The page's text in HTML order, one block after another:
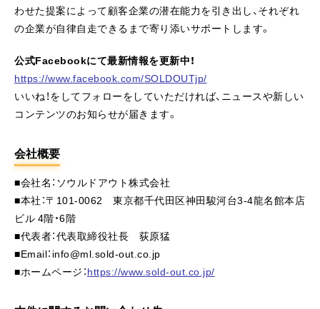
わせた提案によって顧客企業の潜在能力を引き出し、それぞれ
の企業が自律自走できるまで寄り添いサポートします。
公式Facebookにて最新情報を更新中！
https://www.facebook.com/SOLDOUTjp/
いいね！をしてフォローをしていただければ、ニュースや新しい
コンテンツのお知らせが届きます。
会社概要
■会社名：ソウルドアウト株式会社
■本社：〒101-0062 東京都千代田区神田駿河台3-4龍名館本店
ビル 4階・6階
■代表者：代表取締役社長 荻原猛
■Email：info@ml.sold-out.co.jp
■ホームページ：https://www.sold-out.co.jp/